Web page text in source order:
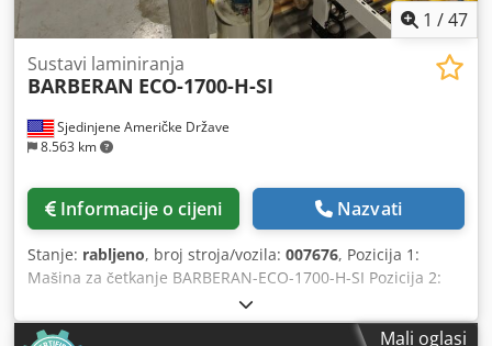
1 /47
Sjedinjene Američke Države
8.563 km
Sustavi laminiranja
BARBERAN ECO-1700-H-SI
Informacije o cijeni Nazvati
Stanje: rabljeno, broj stroja/vozila: 007676, Pozicija 1:
Mašina za četkanje BARBERAN-ECO-1700-H-SI Pozicija 2:
Stroj za nanošenje platna BARBERAN-ECO-1700-H-SI
Djdpfxjwuzzrj Anmjck Pozicija 3: Kontinuirana preša
Mali oglasi